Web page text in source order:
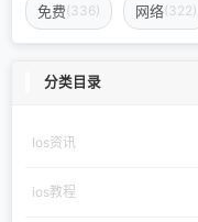
免费(336) 网络(322)
分类目录
Ios资讯
ios教程